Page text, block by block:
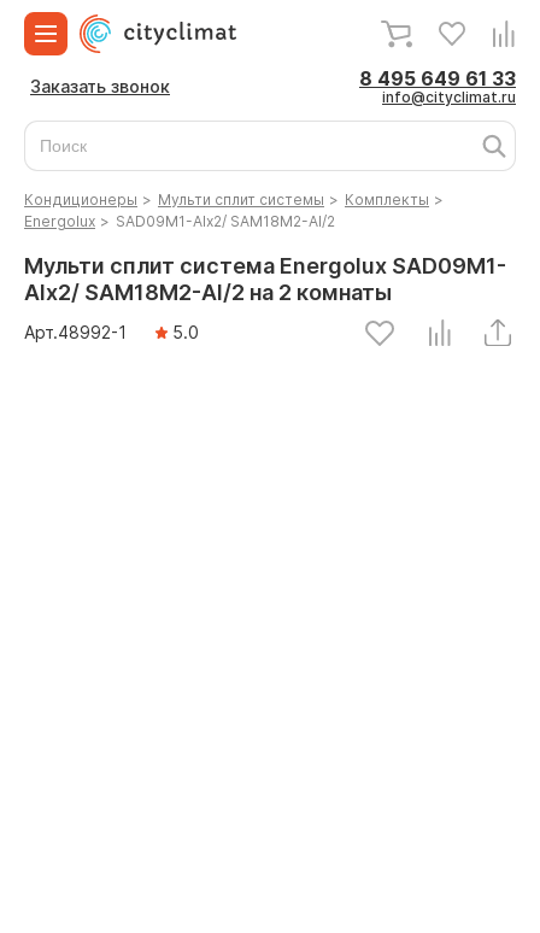
Заказать звонок 8 495 649 61 33
info@cityclimat.ru
Кондиционеры > Мульти сплит системы > Комплекты >
Energolux > SAD09M1-AIx2/ SAM18M2-AI/2
Мульти сплит система Energolux SAD09M1-
AIx2/ SAM18M2-AI/2 на 2 комнаты
Арт.48992-1 5.0